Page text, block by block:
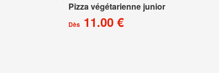
Pizza végétarienne junior
Dès11.00 €